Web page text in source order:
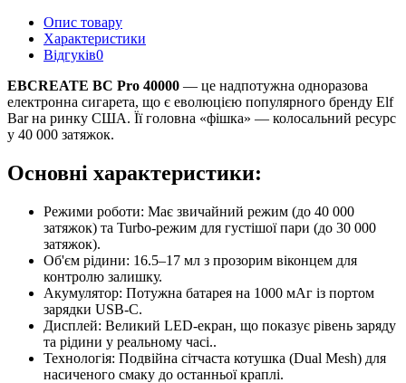
Опис товару
Характеристики
Відгуків0
EBCREATE BC Pro 40000 — це надпотужна одноразова
електронна сигарета, що є еволюцією популярного бренду Elf
Bar на ринку США. Її головна «фішка» — колосальний ресурс
у 40 000 затяжок.
Основні характеристики:
Режими роботи: Має звичайний режим (до 40 000
затяжок) та Turbo-режим для густішої пари (до 30 000
затяжок).
Об'єм рідини: 16.5–17 мл з прозорим віконцем для
контролю залишку.
Акумулятор: Потужна батарея на 1000 мАг із портом
зарядки USB-C.
Дисплей: Великий LED-екран, що показує рівень заряду
та рідини у реальному часі..
Технологія: Подвійна сітчаста котушка (Dual Mesh) для
насиченого смаку до останньої краплі.